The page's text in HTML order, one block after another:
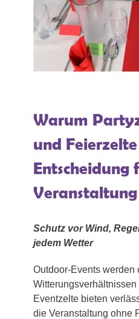
Warum
und
Entscheidung
Schutz vor Wind,
jedem Wetter
Outdoor-Events werden
Eventzelte bieten
die Veranstaltung ohne